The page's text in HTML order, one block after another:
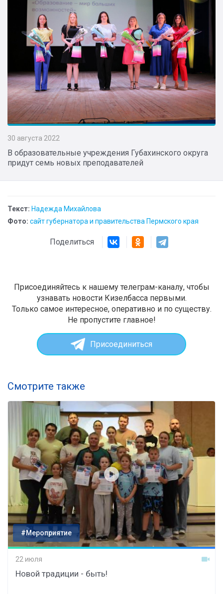
30 августа 2022
В образовательные учреждения Губахинского округа
придут семь новых преподавателей
Текст: Надежда Михайлова
Фото: сайт губернатора и правительства Пермского края
Поделиться
Присоединяйтесь к нашему телеграм-каналу, чтобы
узнавать новости Кизелбасса первыми.
Только самое интересное, оперативно и по существу.
Не пропустите главное!
Присоединиться
Смотрите также
#Мероприятие
22 июля
Новой традиции - быть!